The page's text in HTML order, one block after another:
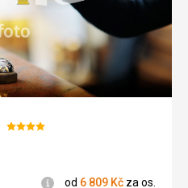
Hodnocení:
Informace
od 6 809 Kč za os.